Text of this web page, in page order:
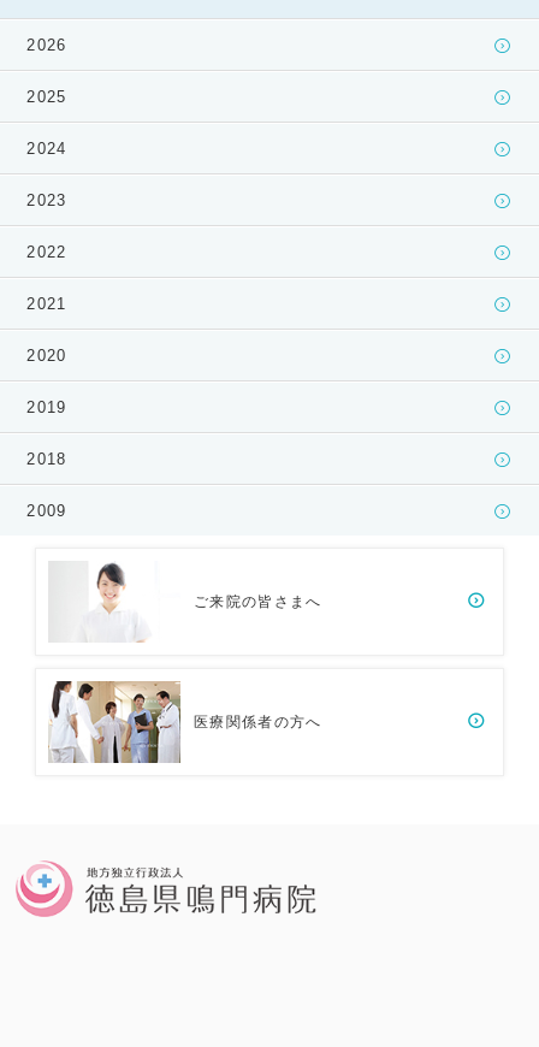
2026
2025
2024
2023
2022
2021
2020
2019
2018
2009
ご来院の皆さまへ
医療関係者の方へ